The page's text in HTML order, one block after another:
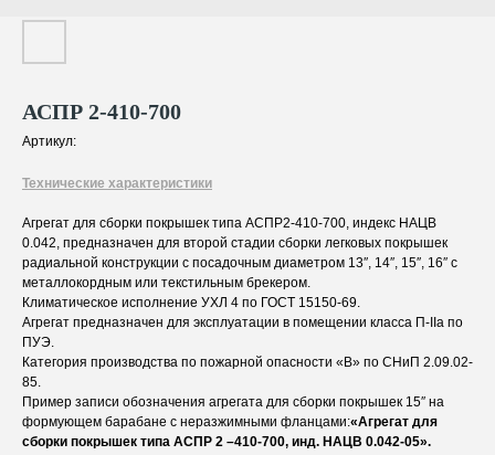
АСПР 2-410-700
Артикул:
Технические характеристики
Агрегат для сборки покрышек типа АСПР2-410-700, индекс НАЦВ
0.042, предназначен для второй стадии сборки легковых покрышек
радиальной конструкции с посадочным диаметром 13″, 14″, 15″, 16″ с
металлокордным или текстильным брекером.
Климатическое исполнение УХЛ 4 по ГОСТ 15150-69.
Агрегат предназначен для эксплуатации в помещении класса П-IIа по
ПУЭ.
Категория производства по пожарной опасности «В» по СНиП 2.09.02-
85.
Пример записи обозначения агрегата для сборки покрышек 15″ на
формующем барабане с неразжимными фланцами:«Агрегат для
сборки покрышек типа АСПР 2 –410-700, инд. НАЦВ 0.042-05».